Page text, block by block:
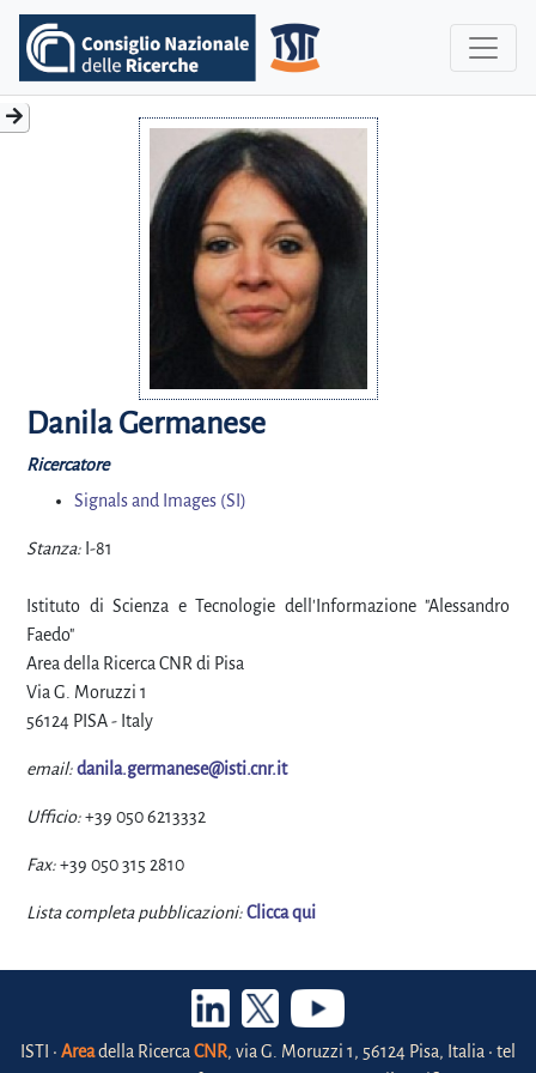
Danila Germanese
Ricercatore
Signals and Images (SI)
Stanza: I-81
Istituto di Scienza e Tecnologie dell'Informazione "Alessandro
Faedo"
Area della Ricerca CNR di Pisa
Via G. Moruzzi 1
56124 PISA - Italy
email:danila.germanese@isti.cnr.it
Ufficio:+39 050 6213332
Fax:+39 050 315 2810
Lista completa pubblicazioni:Clicca qui
ISTI • Areadella RicercaCNR, via G. Moruzzi 1, 56124 Pisa, Italia • tel